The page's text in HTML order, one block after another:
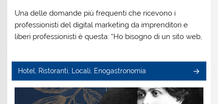
Una delle domande più frequenti che ricevono i
professionisti del digital marketing da imprenditori e
liberi professionisti è questa: “Ho bisogno di un sito web,
Hotel, Ristoranti, Locali, Enogastronomia